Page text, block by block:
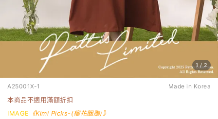
1/2
A25001X-1 Made in Korea
本商品不適用滿額折扣
IMAGE 《Kimi Picks-(榴花胭脂)》